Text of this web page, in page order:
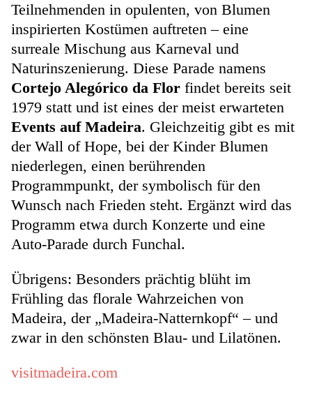
Teilnehmenden in opulenten, von Blumen
inspirierten Kostümen auftreten – eine
surreale Mischung aus Karneval und
Naturinszenierung. Diese Parade namens
Cortejo Alegórico da Flor findet bereits seit
1979 statt und ist eines der meist erwarteten
Events auf Madeira. Gleichzeitig gibt es mit
der Wall of Hope, bei der Kinder Blumen
niederlegen, einen berührenden
Programmpunkt, der symbolisch für den
Wunsch nach Frieden steht. Ergänzt wird das
Programm etwa durch Konzerte und eine
Auto-Parade durch Funchal.
Übrigens: Besonders prächtig blüht im
Frühling das florale Wahrzeichen von
Madeira, der „Madeira-Natternkopf“ – und
zwar in den schönsten Blau- und Lilatönen.
visitmadeira.com